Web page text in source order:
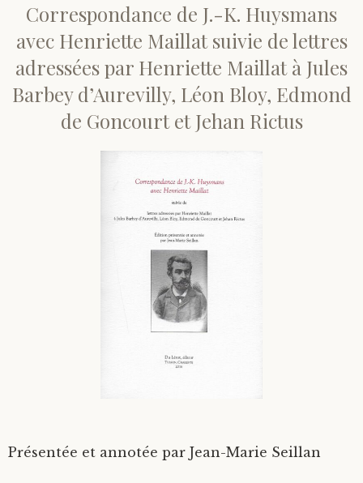
Langues étrangères
Correspondance de J.-K. Huysmans
avec Henriette Maillat suivie de lettres
adressées par Henriette Maillat à Jules
Barbey d’Aurevilly, Léon Bloy, Edmond
de Goncourt et Jehan Rictus
Présentée et annotée par Jean-Marie Seillan